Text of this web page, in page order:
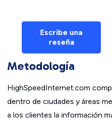
Escribe una
reseña
Metodología
HighSpeedInternet.com
dentro de ciudades y áreas
a los clientes la información